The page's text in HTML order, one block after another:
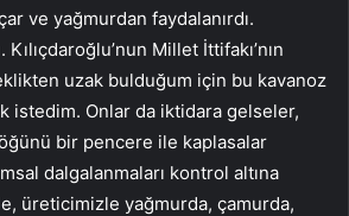
ve yağmurdan faydalanırdı.
Millet İttifakı’nın
uzak bulduğum için bu kavanoz
istedim. Onlar da iktidara gelseler,
bir pencere ile kaplasalar
dalgalanmaları kontrol altına
üreticimizle yağmurda, çamurda,